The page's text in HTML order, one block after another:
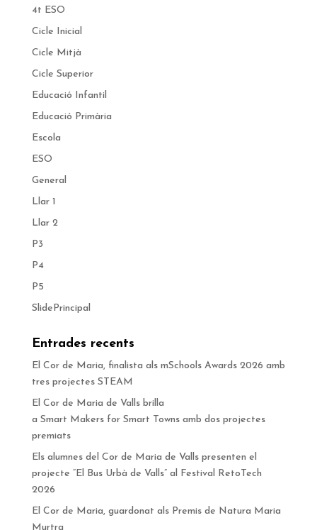
4t ESO
Cicle Inicial
Cicle Mitjà
Cicle Superior
Educació Infantil
Educació Primària
Escola
ESO
General
Llar 1
Llar 2
P3
P4
P5
SlidePrincipal
Entrades recents
El Cor de Maria, finalista als mSchools Awards 2026 amb
tres projectes STEAM
El Cor de Maria de Valls brilla
a Smart Makers for Smart Towns amb dos projectes
premiats
Els alumnes del Cor de Maria de Valls presenten el
projecte “El Bus Urbà de Valls” al Festival RetoTech
2026
El Cor de Maria, guardonat als Premis de Natura Maria
Murtra